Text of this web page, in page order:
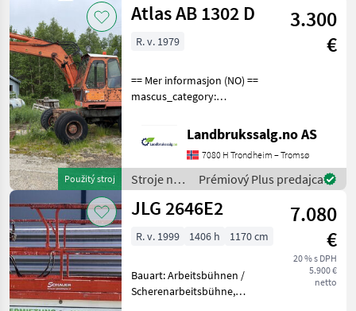
Použitý stroj
Atlas AB 1302 D
3.300
€
R. v. 1979
== Mer informasjon (NO) ==
mascus_category:
reference number upon
request: 9504 See
en.landbrukssalg.no/9504
for more images Specificati
Landbrukssalg.no AS
7080 H Trondheim – Tromsø
Stroje na
stavbu /
Atlas
Prémiový Plus predajca
JLG 2646E2
7.080
€
20 % s DPH
5.900 €
netto
R. v. 1999 1406 h 1170 cm
Bauart: Arbeitsbühnen /
Scherenarbeitsbühne,